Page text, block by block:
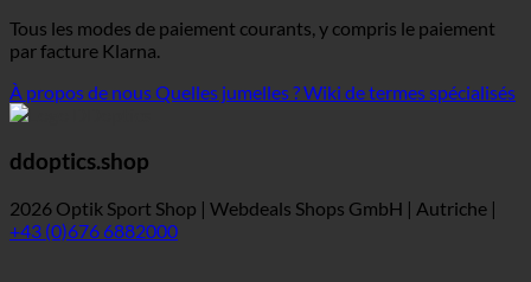
Tous les modes de paiement courants, y compris le paiement
par facture Klarna.
À propos de nousQuelles jumelles ?Wiki de termes spécialisés
ddoptics.shop
2026 Optik Sport Shop | Webdeals Shops GmbH | Autriche |
+43 (0)676 6882000